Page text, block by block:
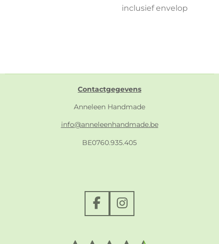
inclusief envelop
Contactgegevens
Anneleen Handmade
info@anneleenhandmade.be
BE0760.935.405
F
a
I
n